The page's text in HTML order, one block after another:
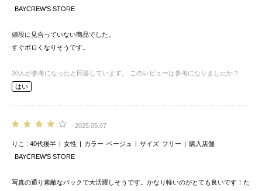
BAYCREW’S STORE
値段に見合っていない商品でした。
すぐボロくなりそうです。
30 人が参考になったと回答しています。
このレビューは参考になりましたか？
はい
2025.05.07
りこ 40代後半 女性 カラー ベージュ サイズ フリー
購入店舗
BAYCREW’S STORE
写真の通り素敵なバックで大活躍しそうです。かなり軽いのがとても良いです！た